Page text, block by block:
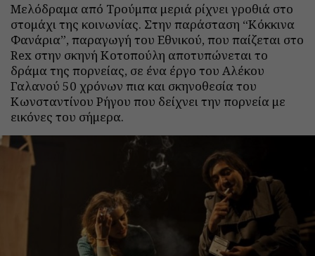
Μελόδραμα από Tρούμπα μεριά ρίχνει γροθιά στο
στομάχι της κοινωνίας. Στην παράσταση “Κόκκινα
Φανάρια”, παραγωγή του Εθνικού, που παίζεται στο
Rex στην σκηνή Κοτοπούλη αποτυπώνεται το
δράμα της πορνείας, σε ένα έργο του Αλέκου
Γαλανού 50 χρόνων πια και σκηνοθεσία του
Κωνσταντίνου Ρήγου που δείχνει την πορνεία με
εικόνες του σήμερα.